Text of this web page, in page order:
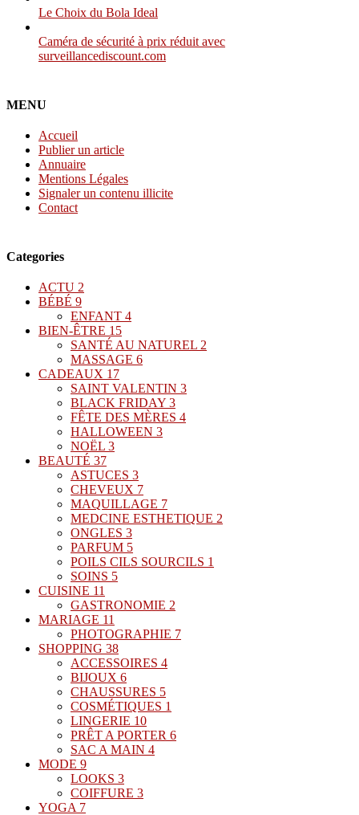
Le Choix du Bola Ideal
Caméra de sécurité à prix réduit avec
surveillancediscount.com
MENU
Accueil
Publier un article
Annuaire
Mentions Légales
Signaler un contenu illicite
Contact
Categories
ACTU 2
BÉBÉ 9
ENFANT 4
BIEN-ÊTRE 15
SANTÉ AU NATUREL 2
MASSAGE 6
CADEAUX 17
SAINT VALENTIN 3
BLACK FRIDAY 3
FÊTE DES MÈRES 4
HALLOWEEN 3
NOËL 3
BEAUTÉ 37
ASTUCES 3
CHEVEUX 7
MAQUILLAGE 7
MEDCINE ESTHETIQUE 2
ONGLES 3
PARFUM 5
POILS CILS SOURCILS 1
SOINS 5
CUISINE 11
GASTRONOMIE 2
MARIAGE 11
PHOTOGRAPHIE 7
SHOPPING 38
ACCESSOIRES 4
BIJOUX 6
CHAUSSURES 5
COSMÉTIQUES 1
LINGERIE 10
PRÊT A PORTER 6
SAC A MAIN 4
MODE 9
LOOKS 3
COIFFURE 3
YOGA 7